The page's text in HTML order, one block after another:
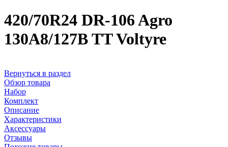
420/70R24 DR-106 Agro
130A8/127B TT Voltyre
Вернуться в раздел
Обзор товара
Набор
Комплект
Описание
Характеристики
Аксессуары
Отзывы